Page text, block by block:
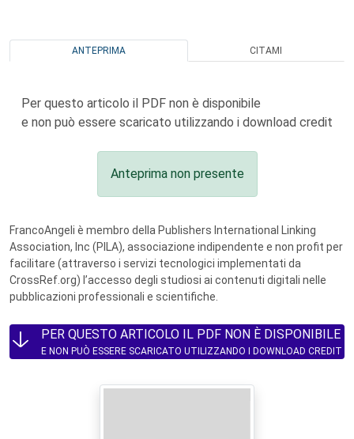
ANTEPRIMA CITAMI
Per questo articolo il PDF non è disponibile
e non può essere scaricato utilizzando i download credit
Anteprima non presente
FrancoAngeli è membro della Publishers International Linking
Association, Inc (PILA), associazione indipendente e non profit per
facilitare (attraverso i servizi tecnologici implementati da
CrossRef.org) l’accesso degli studiosi ai contenuti digitali nelle
pubblicazioni professionali e scientifiche.
PER QUESTO ARTICOLO IL PDF NON È DISPONIBILE
E NON PUÒ ESSERE SCARICATO UTILIZZANDO I DOWNLOAD CREDIT